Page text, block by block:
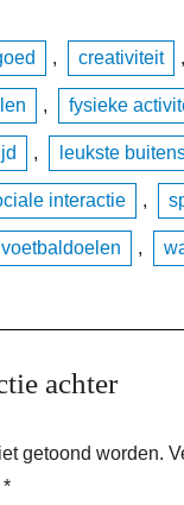
, creativiteit ,
, fysieke
, leukste
interactie ,
voetbaldoelen ,
achter
getoond worden.
*